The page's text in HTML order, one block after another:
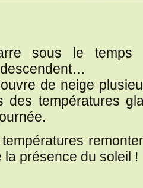
sous le
de neige
des températures
la présence du soleil !